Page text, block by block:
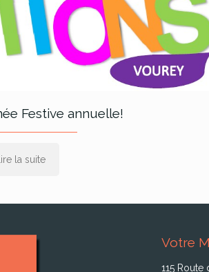
Festive annuelle!
la suite
Votre
115 Route